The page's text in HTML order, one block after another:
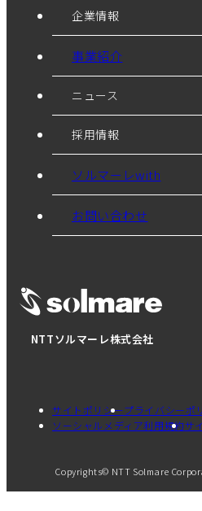
NTTソルマーレ株式会社
企業情報
事業紹介
ニュース
採用情報
ソルマーレwith
お問い合わせ
サイトポリシープライバシーポ
ソーシャルメディア利用規約サ
Copyrights© NTT Solmare